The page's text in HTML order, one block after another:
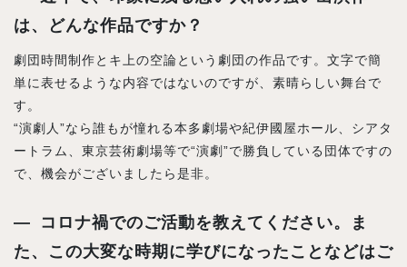
は、どんな作品ですか？
劇団時間制作とキ上の空論という劇団の作品です。文字で簡
単に表せるような内容ではないのですが、素晴らしい舞台で
す。
“演劇人”なら誰もが憧れる本多劇場や紀伊國屋ホール、シアタ
ートラム、東京芸術劇場等で“演劇”で勝負している団体ですの
で、機会がございましたら是非。
コロナ禍でのご活動を教えてください。ま
た、この大変な時期に学びになったことなどはご